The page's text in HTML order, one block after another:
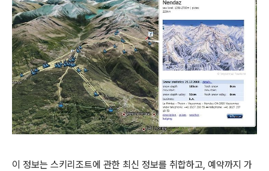
이 정보는 스키리조트에 관한 최신 정보를 취합하고, 예약까지 가